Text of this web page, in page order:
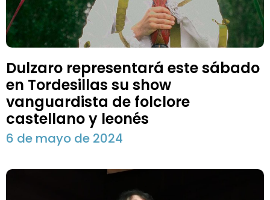
Dulzaro representará este sábado
en Tordesillas su show
vanguardista de folclore
castellano y leonés
6 de mayo de 2024